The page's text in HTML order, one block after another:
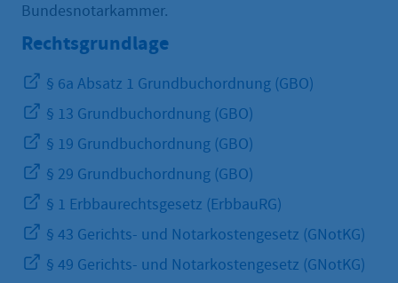
Bundesnotarkammer.
Rechtsgrundlage
§ 6a Absatz 1 Grundbuchordnung (GBO)
§ 13 Grundbuchordnung (GBO)
§ 19 Grundbuchordnung (GBO)
§ 29 Grundbuchordnung (GBO)
§ 1 Erbbaurechtsgesetz (ErbbauRG)
§ 43 Gerichts- und Notarkostengesetz (GNotKG)
§ 49 Gerichts- und Notarkostengesetz (GNotKG)